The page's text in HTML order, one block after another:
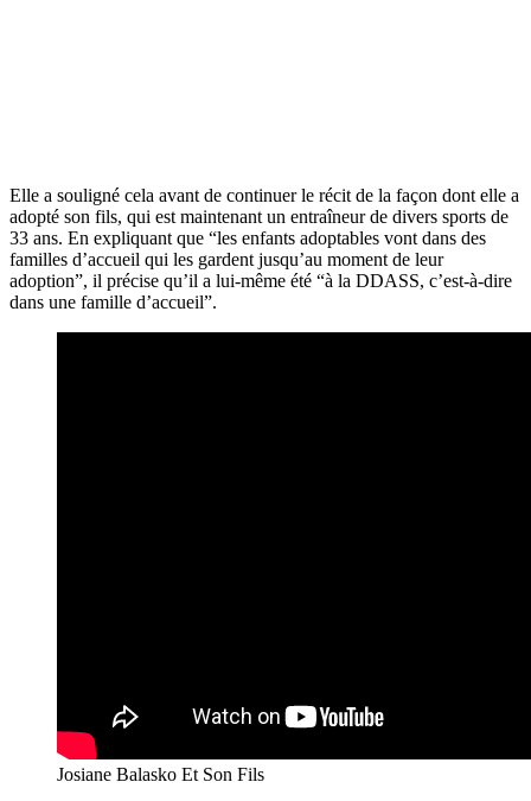
Elle a souligné cela avant de continuer le récit de la façon dont elle a
adopté son fils, qui est maintenant un entraîneur de divers sports de
33 ans. En expliquant que “les enfants adoptables vont dans des
familles d’accueil qui les gardent jusqu’au moment de leur
adoption”, il précise qu’il a lui-même été “à la DDASS, c’est-à-dire
dans une famille d’accueil”.
Josiane Balasko Et Son Fils